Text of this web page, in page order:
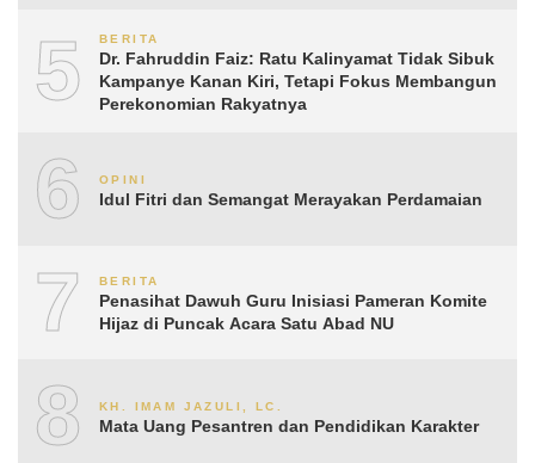
5 BERITA
Dr. Fahruddin Faiz: Ratu Kalinyamat Tidak Sibuk
Kampanye Kanan Kiri, Tetapi Fokus Membangun
Perekonomian Rakyatnya
6 OPINI
Idul Fitri dan Semangat Merayakan Perdamaian
7 BERITA
Penasihat Dawuh Guru Inisiasi Pameran Komite
Hijaz di Puncak Acara Satu Abad NU
8 KH. IMAM JAZULI, LC.
Mata Uang Pesantren dan Pendidikan Karakter